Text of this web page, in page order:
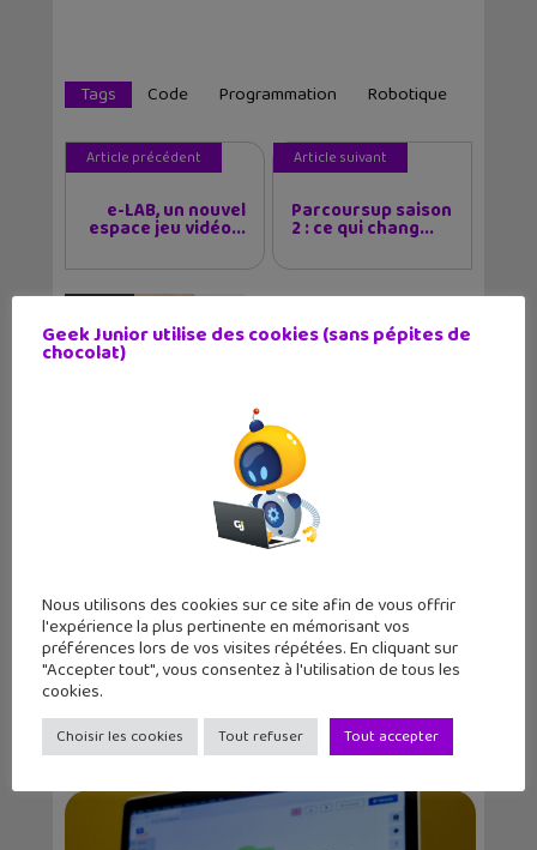
Tags Code Programmation Robotique
Article précédent
e-LAB, un nouvel
espace jeu vidéo...
Article suivant
Parcoursup saison
2 : ce qui chang...
Journaliste web et père de deux grands ados,
j'aime tester de nouvelles applications et
regarder des séries télé tard le soir.
Articles similaires
Geek Junior utilise des cookies (sans pépites de
chocolat)
Nous utilisons des cookies sur ce site afin de vous offrir
l'expérience la plus pertinente en mémorisant vos
préférences lors de vos visites répétées. En cliquant sur
"Accepter tout", vous consentez à l'utilisation de tous les
cookies.
Choisir les cookies Tout refuser Tout accepter